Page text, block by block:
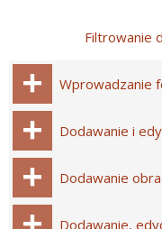
Filtrowanie
Wprowadzanie
Dodawanie i
Dodawanie
Dodawanie,